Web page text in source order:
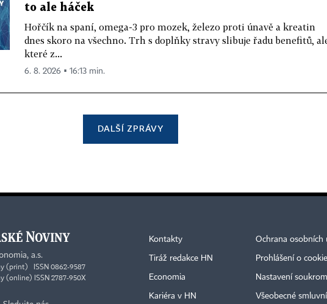
to ale háček
Hořčík na spaní, omega-3 pro mozek, železo proti únavě a kreatin
dnes skoro na všechno. Trh s doplňky stravy slibuje řadu benefitů,
které z...
6. 8. 2026 ▪ 16:13 min.
DALŠÍ ZPRÁVY
a.s.
(print) ISSN 0862-9587
(online) ISSN 2787-950X
Kontakty
Tiráž redakce HN
Economia
Kariéra v HN
Ochrana osobních
Prohlášení o
Nastavení
Všeobecné